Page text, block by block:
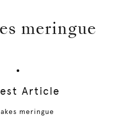
meringue
Article
meringue